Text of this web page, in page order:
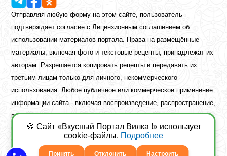
Отправляя любую форму на этом сайте, пользователь
подтверждает согласие сЛицензионным соглашениемоб
использовании материалов портала. Права на размещённые
материалы, включая фото и текстовые рецепты, принадлежат их
авторам. Разрешается копировать рецепты и передавать их
третьим лицам только для личного, некоммерческого
использования. Любое публичное или коммерческое применение
информации сайта - включая воспроизведение, распространение,
публикацию или обработку - возможно лишь при наличии
предварительного письменного разрешения правообладателя.
Copyright ©2026 Вкусный Портал Вилка
Сайт построенfreebrush.net
🍪 Сайт «Вкусный Портал Вилка !» использует
cookie-файлы. Подробнее
Принять Отклонить Настроить